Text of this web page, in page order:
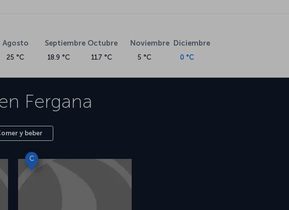
Agosto
25 °C
Septiembre
18.9 °C
Octubre
11.7 °C
Noviembre
5 °C
Diciembre
0 °C
Fergana
y beber
C